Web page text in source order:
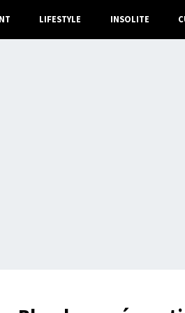
LIFESTYLE INSOLITE